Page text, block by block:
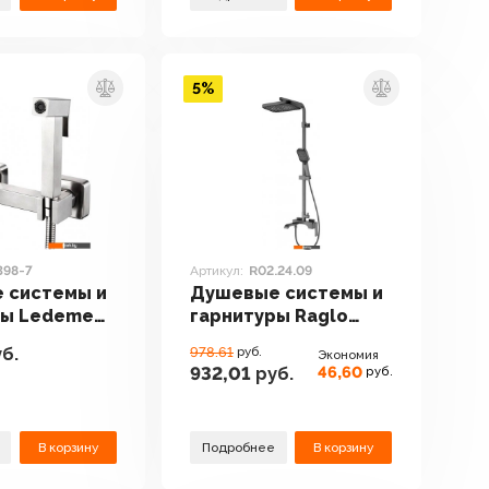
7
и
Ledeme
В корзину
Артикул: R02.24.09
Душевые системы и
гарнитуры Raglo
978.61 руб.
932,01 руб.
Экономия
46,60 руб.
Подробнее В корзину
5%